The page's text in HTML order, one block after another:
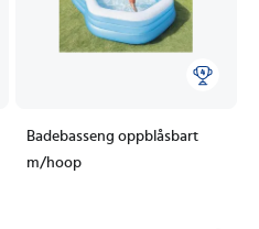
Badebasseng oppblåsbart
m/hoop